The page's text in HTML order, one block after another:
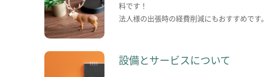
料です！
法人様の出張時の経費削減にもおすすめです。
設備とサービスについて